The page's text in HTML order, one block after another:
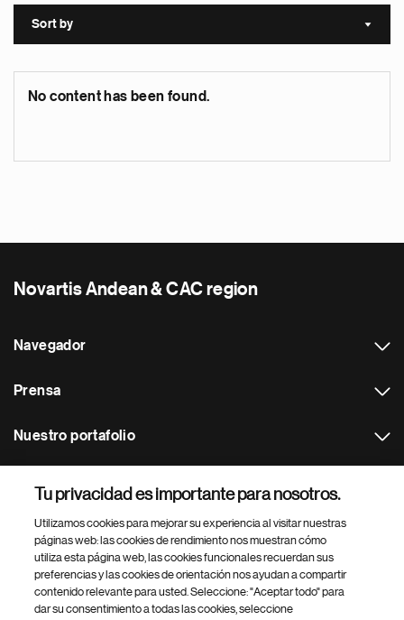
Sort by Sort
No content has been found.
Novartis Andean & CAC region
Navegador
Prensa
Nuestro portafolio
Footer Site Search
Tu privacidad es importante para nosotros.
Utilizamos cookies para mejorar su experiencia al visitar nuestras
páginas web: las cookies de rendimiento nos muestran cómo
utiliza esta página web, las cookies funcionales recuerdan sus
preferencias y las cookies de orientación nos ayudan a compartir
contenido relevante para usted. Seleccione: "Aceptar todo" para
dar su consentimiento a todas las cookies, seleccione